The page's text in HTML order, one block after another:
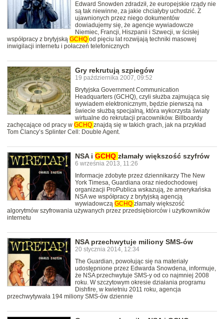
Edward Snowden zdradził, że europejskie rządy nie
są tak niewinne, za jakie chciałyby uchodzić. Z
ujawnionych przez niego dokumentów
dowiadujemy się, że agencje wywiadowcze
Niemiec, Francji, Hiszpanii i Szwecji, w ścisłej
współpracy z brytyjską GCHQ od pięciu lat rozwijają techniki masowej
inwigilacji internetu i połaczeń telefonicznych
Gry rekrutują szpiegów
19 października 2007, 09:52
Brytyjska Government Communication
Headquarters (GCHQ), czyli służba zajmująca się
wywiadem elektronicznym, będzie pierwszą na
świecie służbą specjalną, która wykorzysta światy
wirtualne do rekrutacji pracowników. Billboardy
zachęcające od pracy w GCHQ znajdą się w takich grach, jak na przykład
Tom Clancy’s Splinter Cell: Double Agent.
NSA i GCHQ złamały większość szyfrów
6 września 2013, 11:26
Informacje zdobyte przez dziennikarzy The New
York Timesa, Guardiana oraz niedochodowej
organizacji ProPublica wskazują, że amerykańska
NSA we współpracy z brytyjską agencją
wywiadowczą GCHQ złamały większość
algorytmów szyfrowania używanych przez przedsiębiorców i użytkowników
internetu
NSA przechwytuje miliony SMS-ów
20 stycznia 2014, 12:34
The Guardian, powołując się na materiały
udostępnione przez Edwarda Snowdena, informuje,
że NSA przechwytuje SMS-y od co najmniej 2008
roku. W szczytowym okresie działania programu
Dishfire, w kwietniu 2011 roku, agencja
przechwytywała 194 miliony SMS-ów dziennie